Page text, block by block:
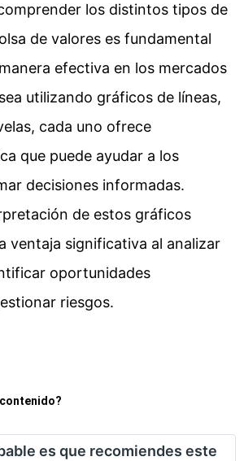
los distintos tipos de
de valores es fundamental
efectiva en los mercados
utilizando gráficos de líneas,
cada uno ofrece
que puede ayudar a los
decisiones informadas.
de estos gráficos
ventaja significativa al analizar
oportunidades
riesgos.
es que recomiendes este